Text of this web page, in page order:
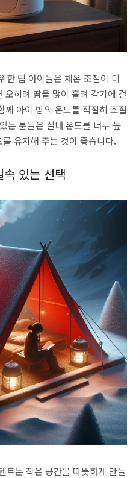
한 팁 아이들은 체온 조절이 미
히려 땀을 많이 흘려 감기에 걸
께 아이 방의 온도를 적절히 조절
는 분들은 실내 온도를 너무 높
유지해 주는 것이 좋습니다.
속 있는 선택
트는 작은 공간을 따뜻하게 만들